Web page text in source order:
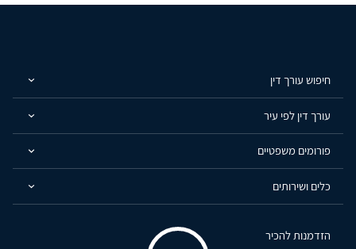
חיפוש עורך דין
עורך דין לפי עיר
פורומים משפטיים
כלים ושירותים
הזדמנות להכיר